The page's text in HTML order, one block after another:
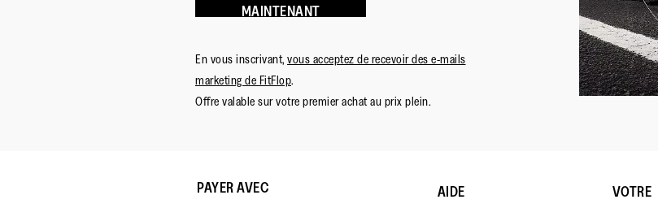
MAINTENANT
En vous inscrivant, vous acceptez de recevoir des e-mails
marketing de FitFlop.
Offre valable sur votre premier achat au prix plein.
PAYER AVEC
AIDE
VOTRE